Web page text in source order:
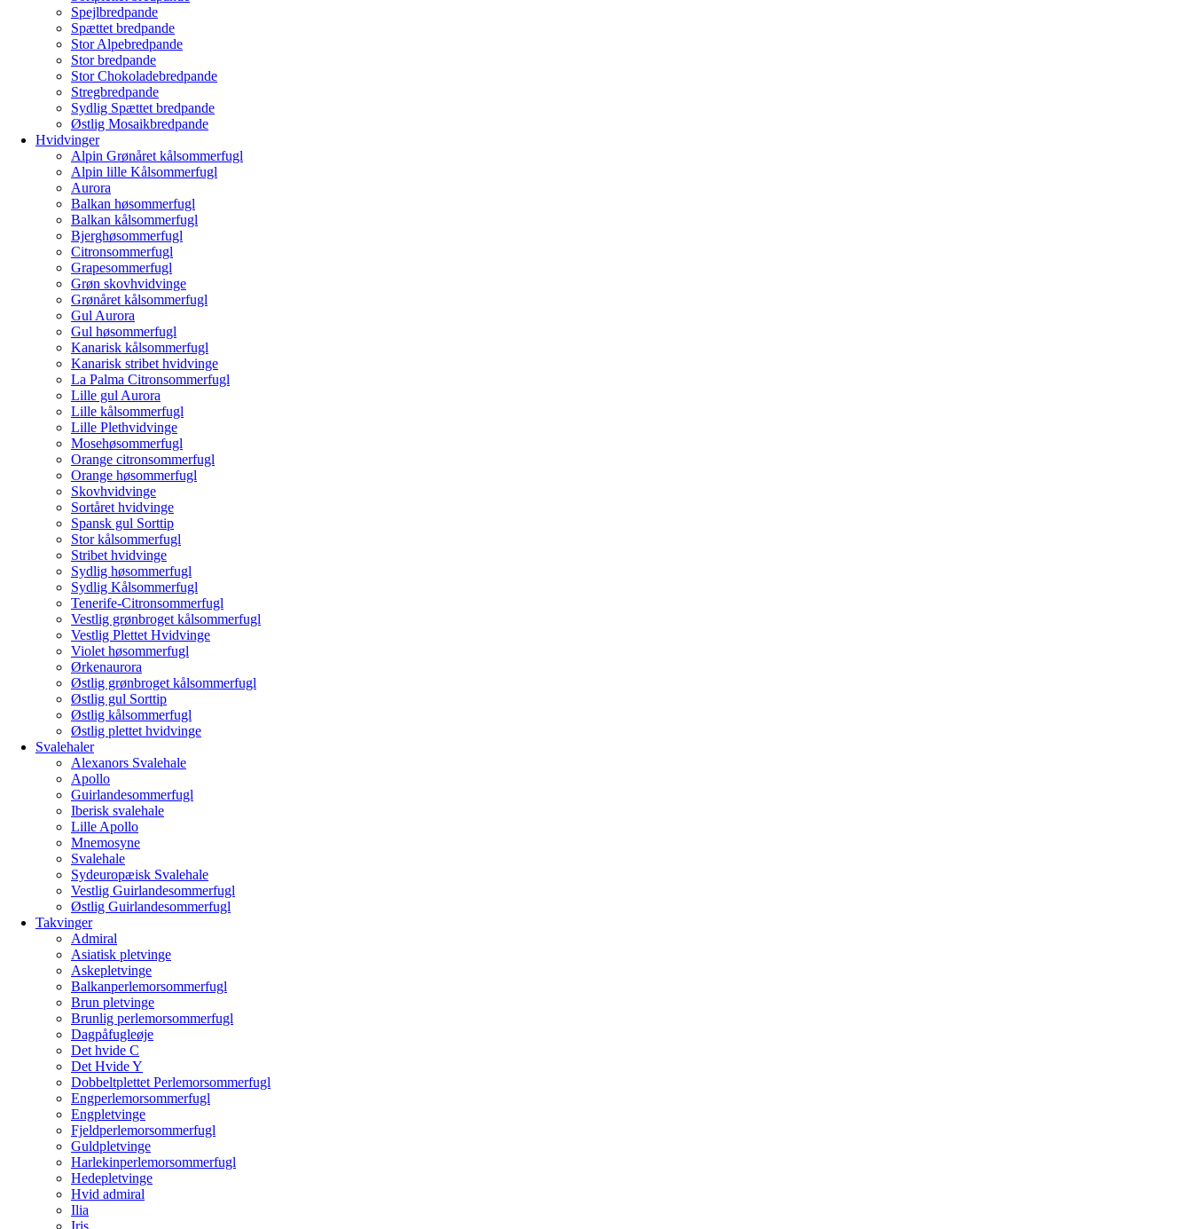
Spejlbredpande
Spættet bredpande
Stor Alpebredpande
Stor bredpande
Stor Chokoladebredpande
Stregbredpande
Sydlig Spættet bredpande
Østlig Mosaikbredpande
Hvidvinger
Alpin Grønåret kålsommerfugl
Alpin lille Kålsommerfugl
Aurora
Balkan høsommerfugl
Balkan kålsommerfugl
Bjerghøsommerfugl
Citronsommerfugl
Grapesommerfugl
Grøn skovhvidvinge
Grønåret kålsommerfugl
Gul Aurora
Gul høsommerfugl
Kanarisk kålsommerfugl
Kanarisk stribet hvidvinge
La Palma Citronsommerfugl
Lille gul Aurora
Lille kålsommerfugl
Lille Plethvidvinge
Mosehøsommerfugl
Orange citronsommerfugl
Orange høsommerfugl
Skovhvidvinge
Sortåret hvidvinge
Spansk gul Sorttip
Stor kålsommerfugl
Stribet hvidvinge
Sydlig høsommerfugl
Sydlig Kålsommerfugl
Tenerife-Citronsommerfugl
Vestlig grønbroget kålsommerfugl
Vestlig Plettet Hvidvinge
Violet høsommerfugl
Ørkenaurora
Østlig grønbroget kålsommerfugl
Østlig gul Sorttip
Østlig kålsommerfugl
Østlig plettet hvidvinge
Svalehaler
Alexanors Svalehale
Apollo
Guirlandesommerfugl
Iberisk svalehale
Lille Apollo
Mnemosyne
Svalehale
Sydeuropæisk Svalehale
Vestlig Guirlandesommerfugl
Østlig Guirlandesommerfugl
Takvinger
Admiral
Asiatisk pletvinge
Askepletvinge
Balkanperlemorsommerfugl
Brun pletvinge
Brunlig perlemorsommerfugl
Dagpåfugleøje
Det hvide C
Det Hvide Y
Dobbeltplettet Perlemorsommerfugl
Engperlemorsommerfugl
Engpletvinge
Fjeldperlemorsommerfugl
Guldpletvinge
Harlekinperlemorsommerfugl
Hedepletvinge
Hvid admiral
Ilia
Iris